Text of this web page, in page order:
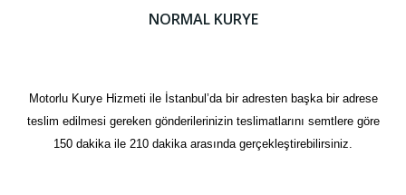
NORMAL KURYE
Motorlu Kurye Hizmeti ile İstanbul’da bir adresten başka bir adrese
teslim edilmesi gereken gönderilerinizin teslimatlarını semtlere göre
150 dakika ile 210 dakika arasında gerçekleştirebilirsiniz.